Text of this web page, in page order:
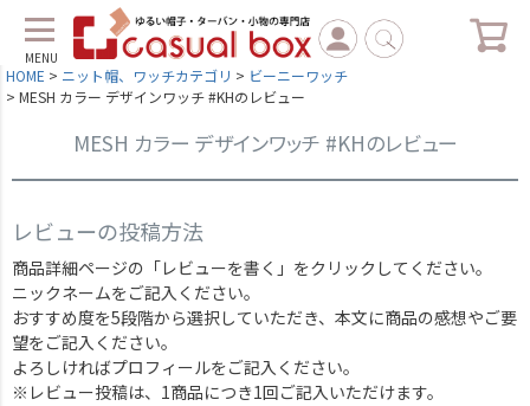
MENU
HOME ニット帽、ワッチカテゴリ
ビーニーワッチ
MESH カラー デザインワッチ #KHのレビュー
MESH カラー デザインワッチ #KHのレビュー
レビューの投稿方法
商品詳細ページの「レビューを書く」をクリックしてください。
ニックネームをご記入ください。
おすすめ度を5段階から選択していただき、本文に商品の感想やご要
望をご記入ください。
よろしければプロフィールをご記入ください。
※レビュー投稿は、1商品につき1回ご記入いただけます。